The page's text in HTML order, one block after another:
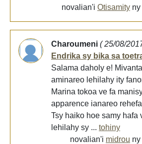
novalian'i Otisamity ny
Charoumeni ( 25/08/
Endrika sy bika sa
Salama daholy e!
aminareo lehilahy ity
Marina tokoa ve fa
apparence ianareo
Tsy haiko hoe samy hafa
lehilahy sy ... tohiny
novalian'i midrou ny